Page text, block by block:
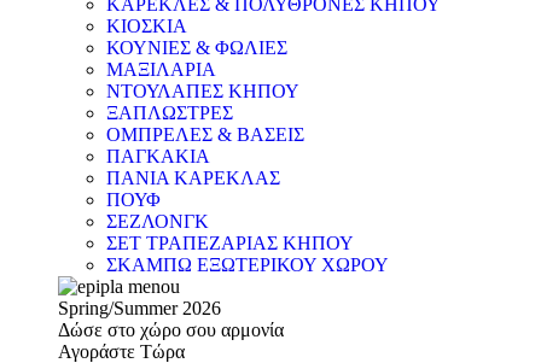
ΚΑΡΕΚΛΕΣ & ΠΟΛΥΘΡΟΝΕΣ ΚΗΠΟΥ
ΚΙΟΣΚΙΑ
ΚΟΥΝΙΕΣ & ΦΩΛΙΕΣ
ΜΑΞΙΛΑΡΙΑ
ΝΤΟΥΛΑΠΕΣ ΚΗΠΟΥ
ΞΑΠΛΩΣΤΡΕΣ
ΟΜΠΡΕΛΕΣ & ΒΑΣΕΙΣ
ΠΑΓΚΑΚΙΑ
ΠΑΝΙΑ ΚΑΡΕΚΛΑΣ
ΠΟΥΦ
ΣΕΖΛΟΝΓΚ
ΣΕΤ ΤΡΑΠΕΖΑΡΙΑΣ ΚΗΠΟΥ
ΣΚΑΜΠΩ ΕΞΩΤΕΡΙΚΟΥ ΧΩΡΟΥ
Spring/Summer 2026
Δώσε στο χώρο σου αρμονία
Αγοράστε Τώρα